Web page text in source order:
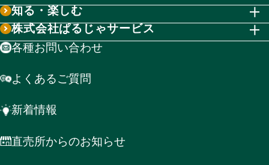
知る・楽しむ
株式会社ぱるじゃサービス
各種お問い合わせ
よくあるご質問
新着情報
直売所からのお知らせ